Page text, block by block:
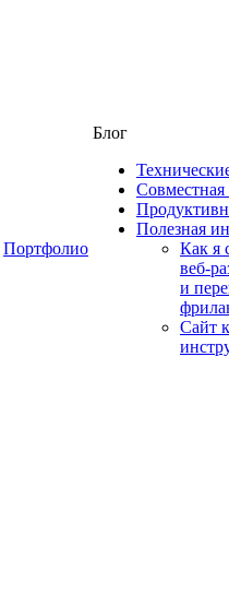
Портфолио
Блог
Совместная
Полезная
Как я
и
Сайт